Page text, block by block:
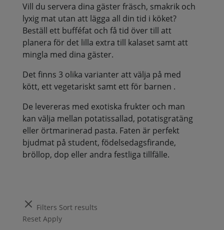
Vill du servera dina gäster fräsch, smakrik och
lyxig mat utan att lägga all din tid i köket?
Beställ ett bufféfat och få tid över till att
planera för det lilla extra till kalaset samt att
mingla med dina gäster.
Det finns 3 olika varianter att välja på med
kött, ett vegetariskt samt ett för barnen .
De levereras med exotiska frukter och man
kan välja mellan potatissallad, potatisgratäng
eller örtmarinerad pasta. Faten är perfekt
bjudmat på student, födelsedagsfirande,
bröllop, dop eller andra festliga tillfälle.
Filters Sort results
Reset Apply